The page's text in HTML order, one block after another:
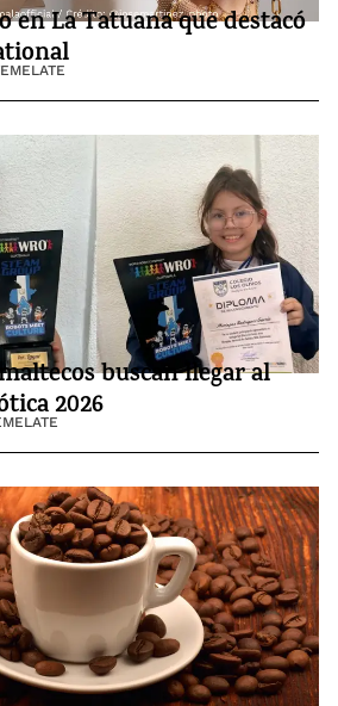
La Tatuana que destacó
buscan llegar al
2026